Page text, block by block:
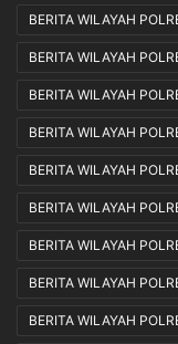
BERITA WILAYAH
BERITA WILAYAH
BERITA WILAYAH
BERITA WILAYAH
BERITA WILAYAH
BERITA WILAYAH
BERITA WILAYAH
BERITA WILAYAH
BERITA WILAYAH